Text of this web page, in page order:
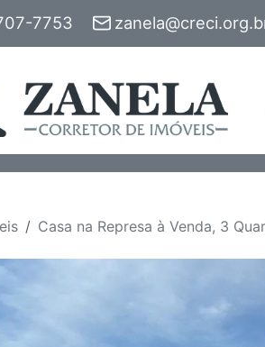
7753
Casa na Represa à Venda, 3